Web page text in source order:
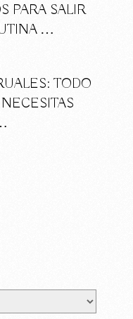
PARA SALIR
…
TODO